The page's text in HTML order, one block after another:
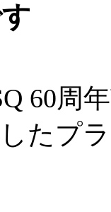
60周
たプ